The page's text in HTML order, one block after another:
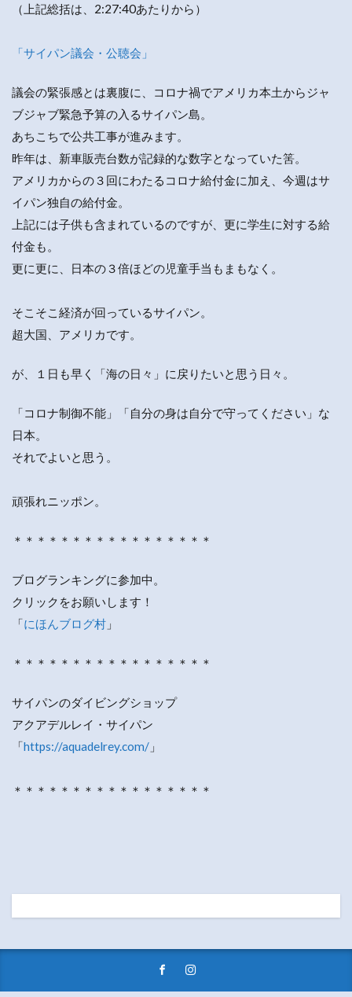
（上記総括は、2:27:40あたりから）
「サイパン議会・公聴会」
議会の緊張感とは裏腹に、コロナ禍でアメリカ本土からジャ
ブジャブ緊急予算の入るサイパン島。
あちこちで公共工事が進みます。
昨年は、新車販売台数が記録的な数字となっていた筈。
アメリカからの３回にわたるコロナ給付金に加え、今週はサ
イパン独自の給付金。
上記には子供も含まれているのですが、更に学生に対する給
付金も。
更に更に、日本の３倍ほどの児童手当もまもなく。
そこそこ経済が回っているサイパン。
超大国、アメリカです。
が、１日も早く「海の日々」に戻りたいと思う日々。
「コロナ制御不能」「自分の身は自分で守ってください」な
日本。
それでよいと思う。
頑張れニッポン。
＊＊＊＊＊＊＊＊＊＊＊＊＊＊＊＊＊
ブログランキングに参加中。
クリックをお願いします！
「にほんブログ村 」
＊＊＊＊＊＊＊＊＊＊＊＊＊＊＊＊＊
サイパンのダイビングショップ
アクアデルレイ・サイパン
「https://aquadelrey.com/ 」
＊＊＊＊＊＊＊＊＊＊＊＊＊＊＊＊＊